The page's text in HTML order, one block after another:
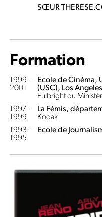
SŒUR
Formation
1999 –
2001
Ecole de Cinéma,
(USC), Los Angeles
Fulbright du
1997 –
1999
La Fémis,
Kodak
1993 –
1995
Ecole de